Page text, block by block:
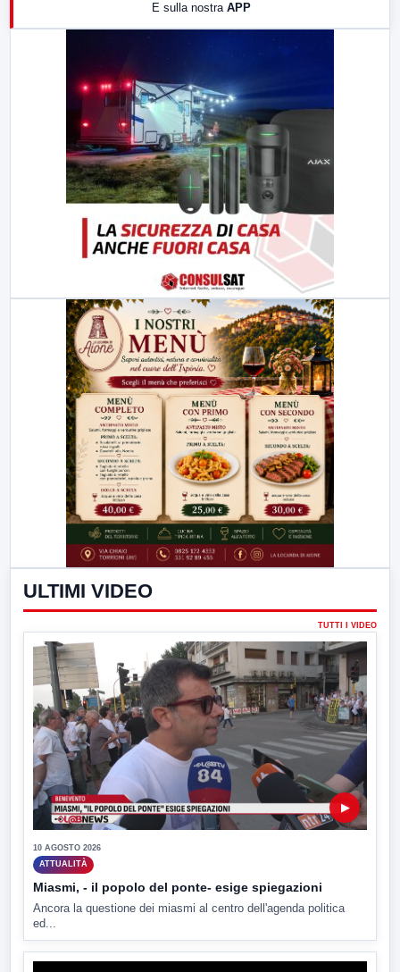
E sulla nostra APP
ULTIMI VIDEO
TUTTI I VIDEO
▶
10 AGOSTO 2026
ATTUALITÀ
Miasmi, - il popolo del ponte- esige spiegazioni
Ancora la questione dei miasmi al centro dell'agenda politica
ed...